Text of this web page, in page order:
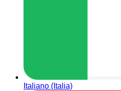
Italiano (Italia)